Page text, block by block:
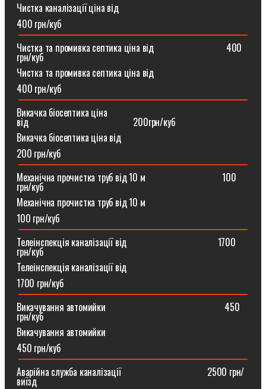
Чистка каналізації ціна від
400 грн/куб
Чистка та промивка септика ціна від ⠀⠀⠀⠀⠀⠀⠀⠀⠀⠀400
грн/куб
Чистка та промивка септика ціна від
400 грн/куб
Викачка біосептика ціна
від⠀⠀⠀⠀⠀⠀⠀⠀⠀⠀⠀⠀⠀⠀⠀200грн/куб
Викачка біосептика ціна від
200 грн/куб
Механічна прочистка труб від 10 м⠀⠀⠀⠀⠀⠀⠀⠀⠀⠀⠀100
грн/куб
Механічна прочистка труб від 10 м
100 грн/куб
Телеінспекція каналізації від⠀⠀⠀⠀⠀⠀⠀⠀⠀⠀⠀⠀⠀1700
грн/куб
Телеінспекція каналізації від
1700 грн/куб
Викачування автомийки⠀⠀⠀⠀⠀⠀⠀⠀⠀⠀⠀⠀⠀⠀⠀⠀⠀450
грн/куб
Викачування автомийки
450 грн/куб
Аварійна служба каналізації ⠀⠀⠀⠀⠀⠀⠀⠀⠀⠀⠀⠀2500 грн/
виїзд